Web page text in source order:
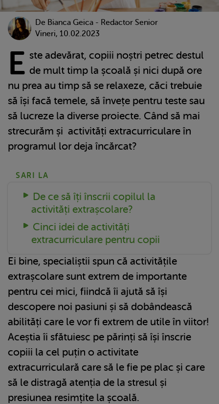
De Bianca Geica - Redactor Senior
Vineri, 10.02.2023
E ste adevărat, copiii noștri petrec destul
de mult timp la școală și nici după ore
nu prea au timp să se relaxeze, căci trebuie
să își facă temele, să învețe pentru teste sau
să lucreze la diverse proiecte. Când să mai
strecurăm și activități extracurriculare în
programul lor deja încărcat?
SARI LA
De ce să îți înscrii copilul la
activități extrașcolare?
Cinci idei de activități
extracurriculare pentru copii
Ei bine, specialiștii spun că activitățile
extrașcolare sunt extrem de importante
pentru cei mici, fiindcă îi ajută să își
descopere noi pasiuni și să dobândească
abilități care le vor fi extrem de utile în viitor!
Aceștia îi sfătuiesc pe părinți să își înscrie
copiii la cel puțin o activitate
extracurriculară care să le fie pe plac și care
să le distragă atenția de la stresul și
presiunea resimțite la școală.